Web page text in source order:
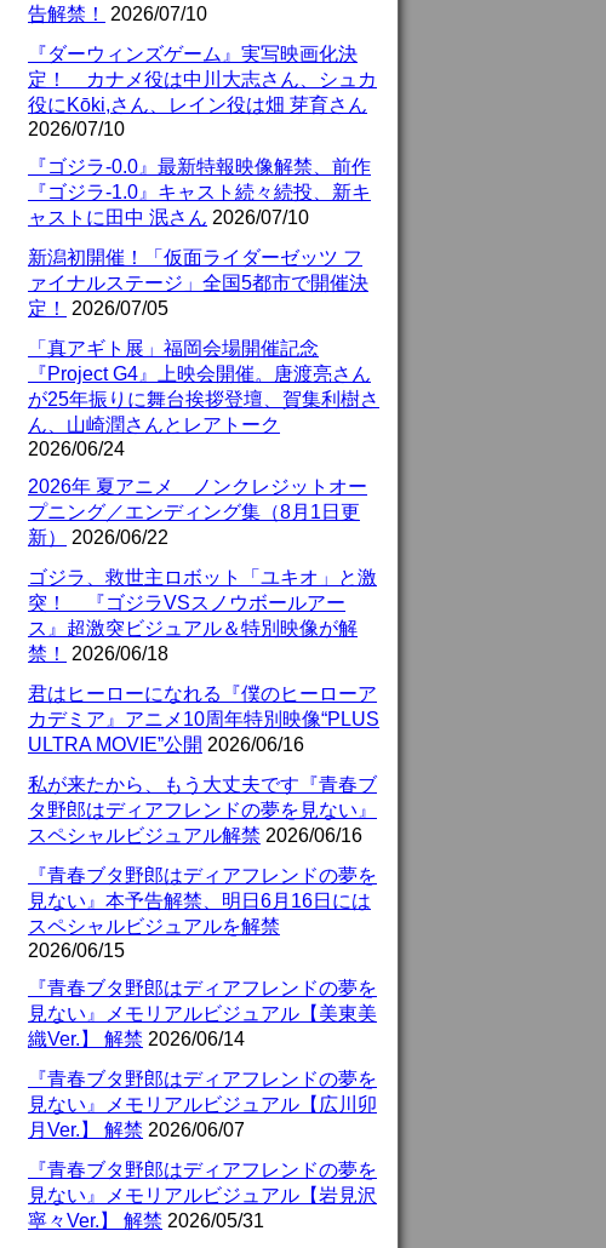
告解禁！
2026/07/10
『ダーウィンズゲーム』実写映画化決
定！ カナメ役は中川大志さん、シュカ
役にKōki,さん、レイン役は畑 芽育さん
2026/07/10
『ゴジラ-0.0』最新特報映像解禁、前作
『ゴジラ-1.0』キャスト続々続投、新キ
ャストに田中 泯さん 2026/07/10
新潟初開催！「仮面ライダーゼッツ フ
ァイナルステージ」全国5都市で開催決
定！
2026/07/05
「真アギト展」福岡会場開催記念
『Project G4』上映会開催。唐渡亮さん
が25年振りに舞台挨拶登壇、賀集利樹さ
ん、山崎潤さんとレアトーク
2026/06/24
2026年 夏アニメ ノンクレジットオー
プニング／エンディング集（8月1日更
新）
2026/06/22
ゴジラ、救世主ロボット「ユキオ」と激
突！ 『ゴジラVSスノウボールアー
ス』超激突ビジュアル＆特別映像が解
禁！
2026/06/18
君はヒーローになれる『僕のヒーローア
カデミア』アニメ10周年特別映像“PLUS
ULTRA MOVIE”公開 2026/06/16
私が来たから、もう大丈夫です『青春ブ
タ野郎はディアフレンドの夢を見ない』
スペシャルビジュアル解禁 2026/06/16
『青春ブタ野郎はディアフレンドの夢を
見ない』本予告解禁、明日6月16日には
スペシャルビジュアルを解禁
2026/06/15
『青春ブタ野郎はディアフレンドの夢を
見ない』メモリアルビジュアル【美東美
織Ver.】 解禁 2026/06/14
『青春ブタ野郎はディアフレンドの夢を
見ない』メモリアルビジュアル【広川卯
月Ver.】 解禁 2026/06/07
『青春ブタ野郎はディアフレンドの夢を
見ない』メモリアルビジュアル【岩見沢
寧々Ver.】 解禁 2026/05/31